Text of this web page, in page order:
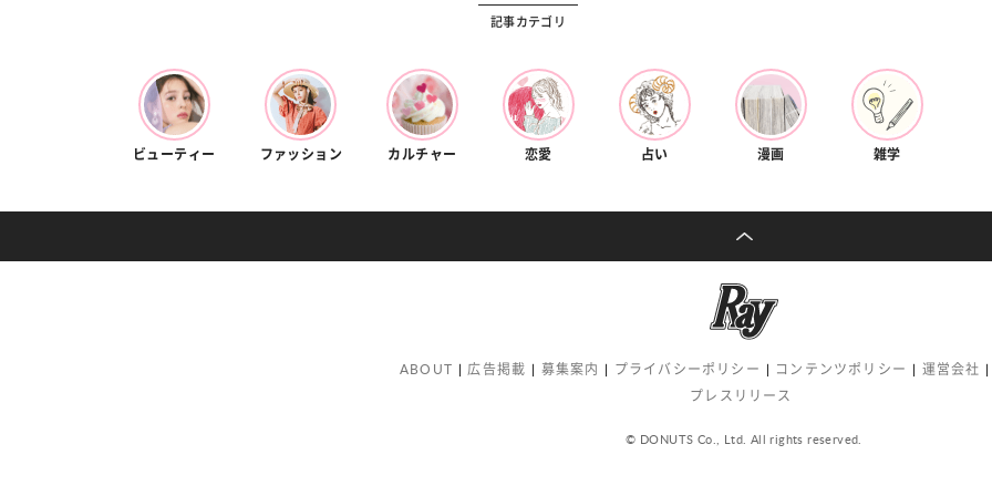
記事カテゴリ
ビューティー ファッション カルチャー 恋愛 占い 漫画 雑学
ABOUT 広告掲載 募集案内 プライバシーポリシー コンテンツポリシー 運営会社
プレスリリース
© DONUTS Co., Ltd. All rights reserved.